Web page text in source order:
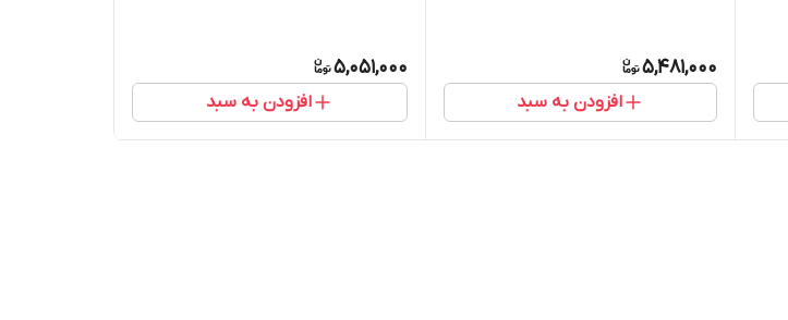
5,481,000
افزودن به سبد
5,051,000
افزودن به سبد